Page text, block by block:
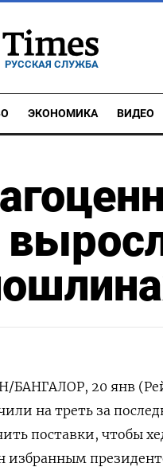
РУССКАЯ СЛУЖБА
ЭКОНОМИКА ВИДЕО
20 янв
на треть за
поставки, чтобы
избранным